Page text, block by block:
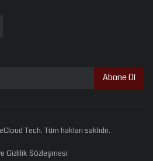
Abone Ol
Tech. Tüm hakları saklıdır.
Gizlilik Sözleşmesi